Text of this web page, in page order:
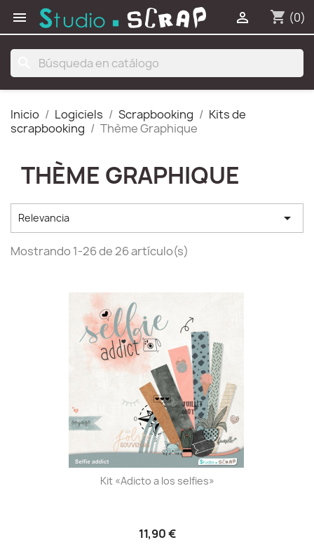
 shopping_cart (0)

Inicio Logiciels Scrapbooking
Kits de
scrapbooking
Thème Graphique
THÈME GRAPHIQUE
Relevancia 
Mostrando 1-26 de 26 artículo(s)
Kit «Adicto a los selfies»
11,90 €